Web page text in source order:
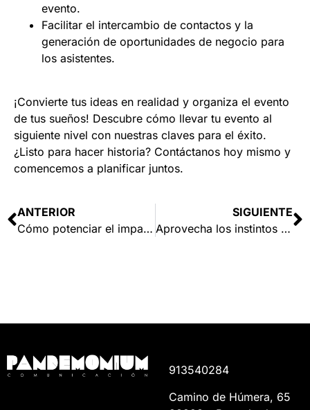
evento.
Facilitar el intercambio de contactos y la
generación de oportunidades de negocio para
los asistentes.
¡Convierte tus ideas en realidad y organiza el evento
de tus sueños! Descubre cómo llevar tu evento al
siguiente nivel con nuestras claves para el éxito.
¿Listo para hacer historia? Contáctanos hoy mismo y
comencemos a planificar juntos.
ANTERIOR
Cómo potenciar el impacto de tus campañas publicitarias.
SIGUIENTE
Aprovecha los instintos humanos en el street marketing: la clave del éxito.
913540284
Camino de Húmera, 65